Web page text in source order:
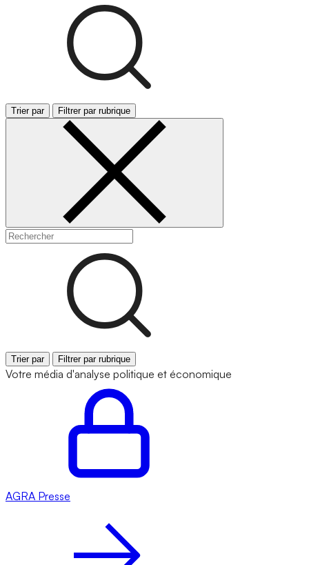
Trier par Filtrer par rubrique
Trier par Filtrer par rubrique
Votre média d'analyse politique et économique
AGRA Presse